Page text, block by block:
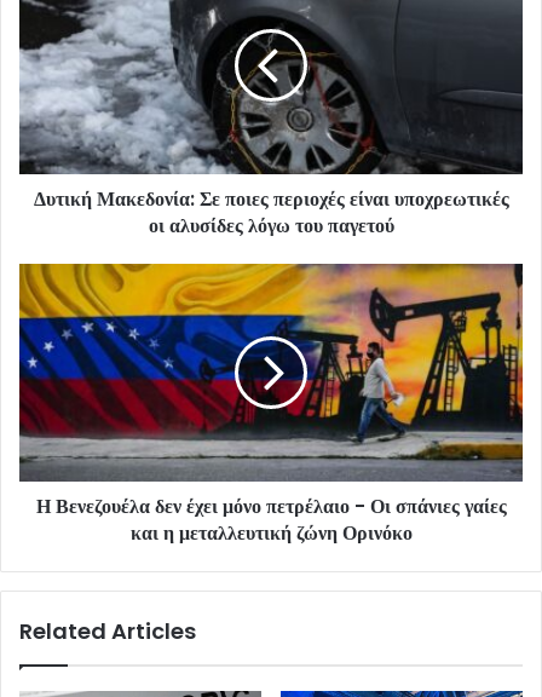
Δυτική Μακεδονία: Σε ποιες περιοχές είναι υποχρεωτικές
οι αλυσίδες λόγω του παγετού
Η Βενεζουέλα δεν έχει μόνο πετρέλαιο - Οι σπάνιες γαίες
και η μεταλλευτική ζώνη Ορινόκο
Related Articles